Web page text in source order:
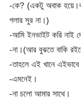
-কে? (একটু অবাক
গলার সুর না।)
-আমি ইনভাইট করি নাই
-না।(আর বুঝতে বাকি
-তাহলে এই খানে
-এমনেই।
-না চলো আমার সাথে।